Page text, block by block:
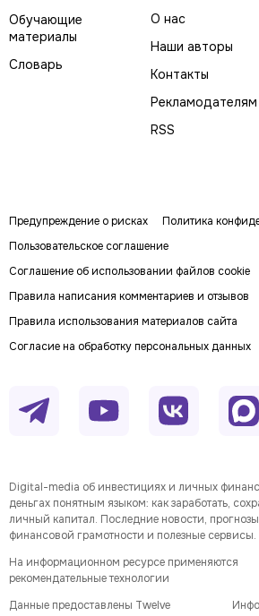
Обучающие
материалы
Словарь
О нас
Наши авторы
Контакты
Рекламодателям
RSS
Предупреждение о рисках
Политика
Пользовательское соглашение
Соглашение об использовании файлов cookie
Правила написания комментариев и отзывов
Правила использования материалов сайта
Согласие на обработку персональных данных
Digital-media об инвестициях и личных
деньгах понятным языком: как заработать,
личный капитал. Последние новости,
финансовой грамотности и полезные сервисы.
На информационном ресурсе применяются
рекомендательные технологии
Данные предоставлены Twelve